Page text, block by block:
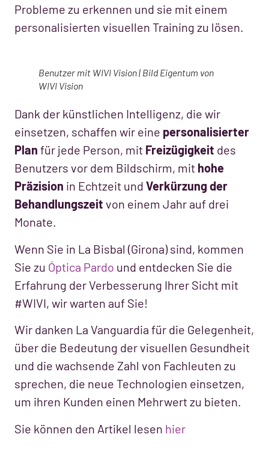
Probleme zu erkennen und sie mit einem
personalisierten visuellen Training zu lösen.
Benutzer mit WIVI Vision | Bild Eigentum von
WIVI Vision
Dank der künstlichen Intelligenz, die wir
einsetzen, schaffen wir eine personalisierter
Plan für jede Person, mit Freizügigkeit des
Benutzers vor dem Bildschirm, mit hohe
Präzision in Echtzeit und Verkürzung der
Behandlungszeit von einem Jahr auf drei
Monate.
Wenn Sie in La Bisbal (Girona) sind, kommen
Sie zu Óptica Pardo und entdecken Sie die
Erfahrung der Verbesserung Ihrer Sicht mit
#WIVI, wir warten auf Sie!
Wir danken La Vanguardia für die Gelegenheit,
über die Bedeutung der visuellen Gesundheit
und die wachsende Zahl von Fachleuten zu
sprechen, die neue Technologien einsetzen,
um ihren Kunden einen Mehrwert zu bieten.
Sie können den Artikel lesen hier